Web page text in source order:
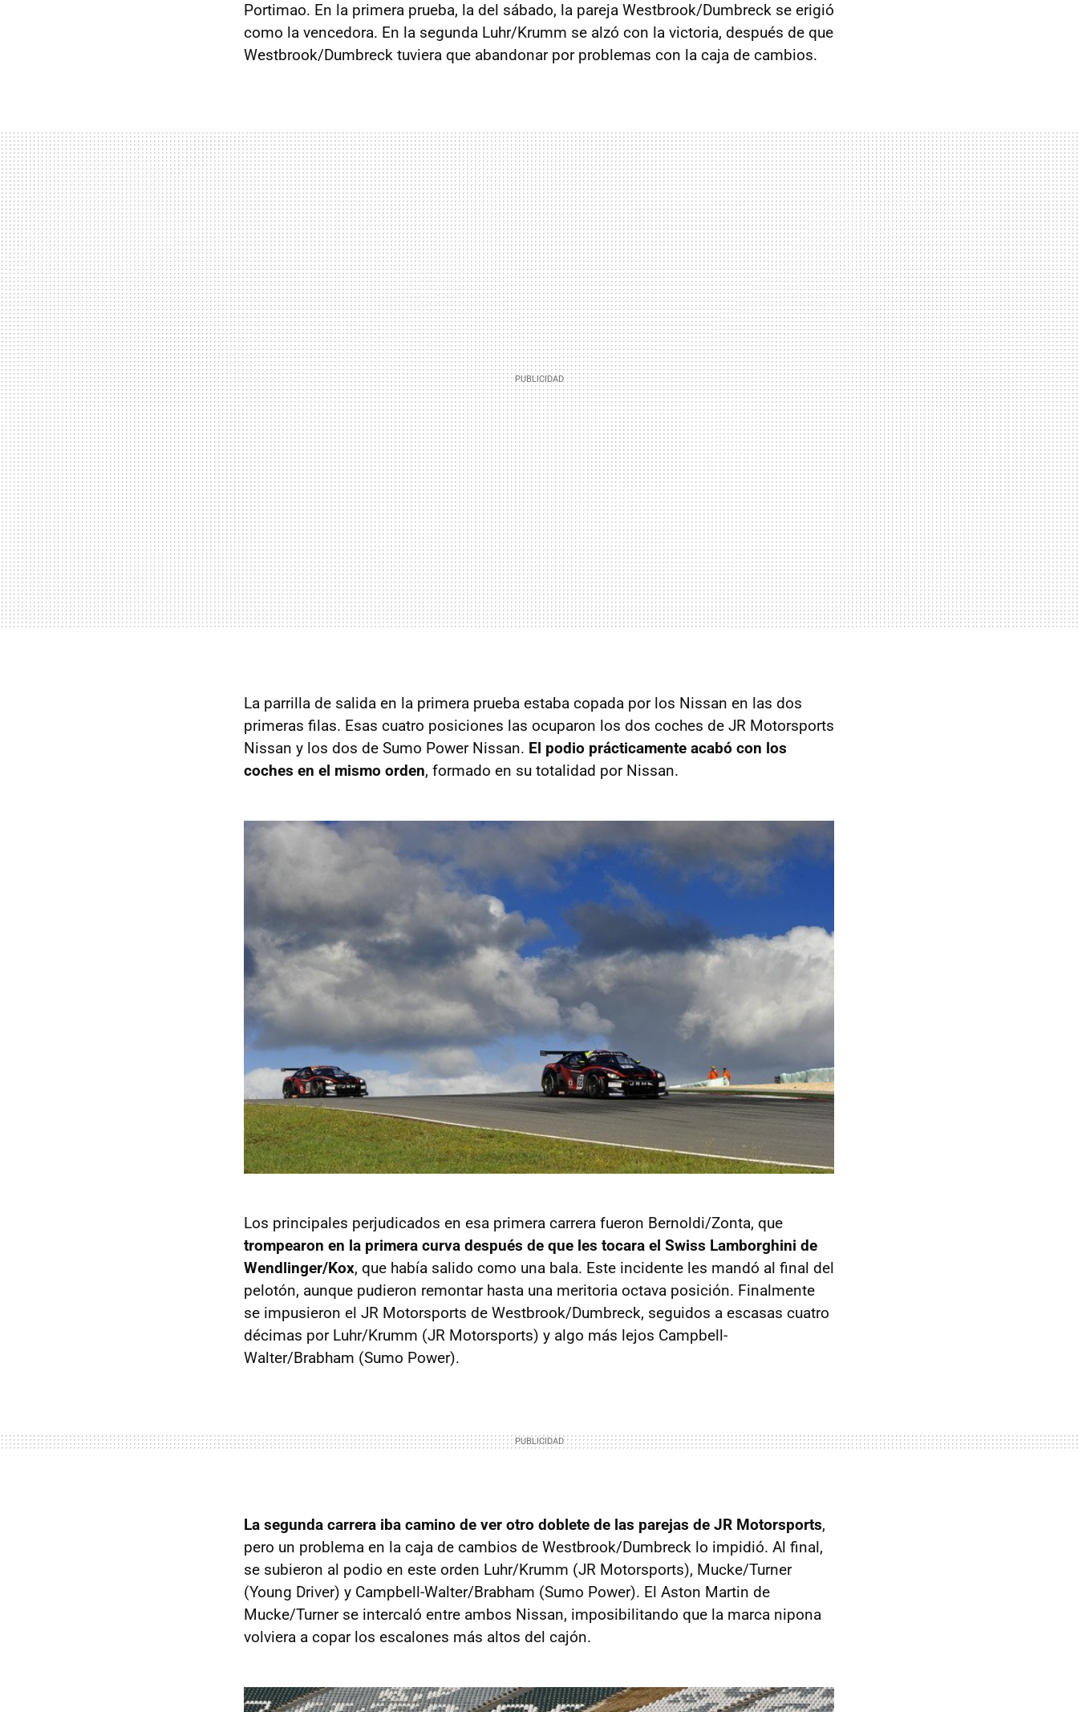
Portimao. En la primera prueba, la del sábado, la pareja Westbrook/Dumbreck se erigió
como la vencedora. En la segunda Luhr/Krumm se alzó con la victoria, después de que
Westbrook/Dumbreck tuviera que abandonar por problemas con la caja de cambios.
La parrilla de salida en la primera prueba estaba copada por los Nissan en las dos
primeras filas. Esas cuatro posiciones las ocuparon los dos coches de JR Motorsports
Nissan y los dos de Sumo Power Nissan. El podio prácticamente acabó con los
coches en el mismo orden, formado en su totalidad por Nissan.
Los principales perjudicados en esa primera carrera fueron Bernoldi/Zonta, que
trompearon en la primera curva después de que les tocara el Swiss Lamborghini de
Wendlinger/Kox, que había salido como una bala. Este incidente les mandó al final del
pelotón, aunque pudieron remontar hasta una meritoria octava posición. Finalmente
se impusieron el JR Motorsports de Westbrook/Dumbreck, seguidos a escasas cuatro
décimas por Luhr/Krumm (JR Motorsports) y algo más lejos Campbell-
Walter/Brabham (Sumo Power).
La segunda carrera iba camino de ver otro doblete de las parejas de JR Motorsports,
pero un problema en la caja de cambios de Westbrook/Dumbreck lo impidió. Al final,
se subieron al podio en este orden Luhr/Krumm (JR Motorsports), Mucke/Turner
(Young Driver) y Campbell-Walter/Brabham (Sumo Power). El Aston Martin de
Mucke/Turner se intercaló entre ambos Nissan, imposibilitando que la marca nipona
volviera a copar los escalones más altos del cajón.